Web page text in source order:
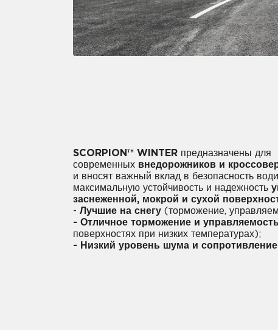
SCORPION™ WINTER предназначены для
современных внедорожников и
и вносят важный вклад в безопасность
максимальную устойчивость и надежность
заснеженной, мокрой и сухой
- Лучшие на снегу (торможение,
- Отличное торможение и
поверхностях при низких температурах);
- Низкий уровень шума и